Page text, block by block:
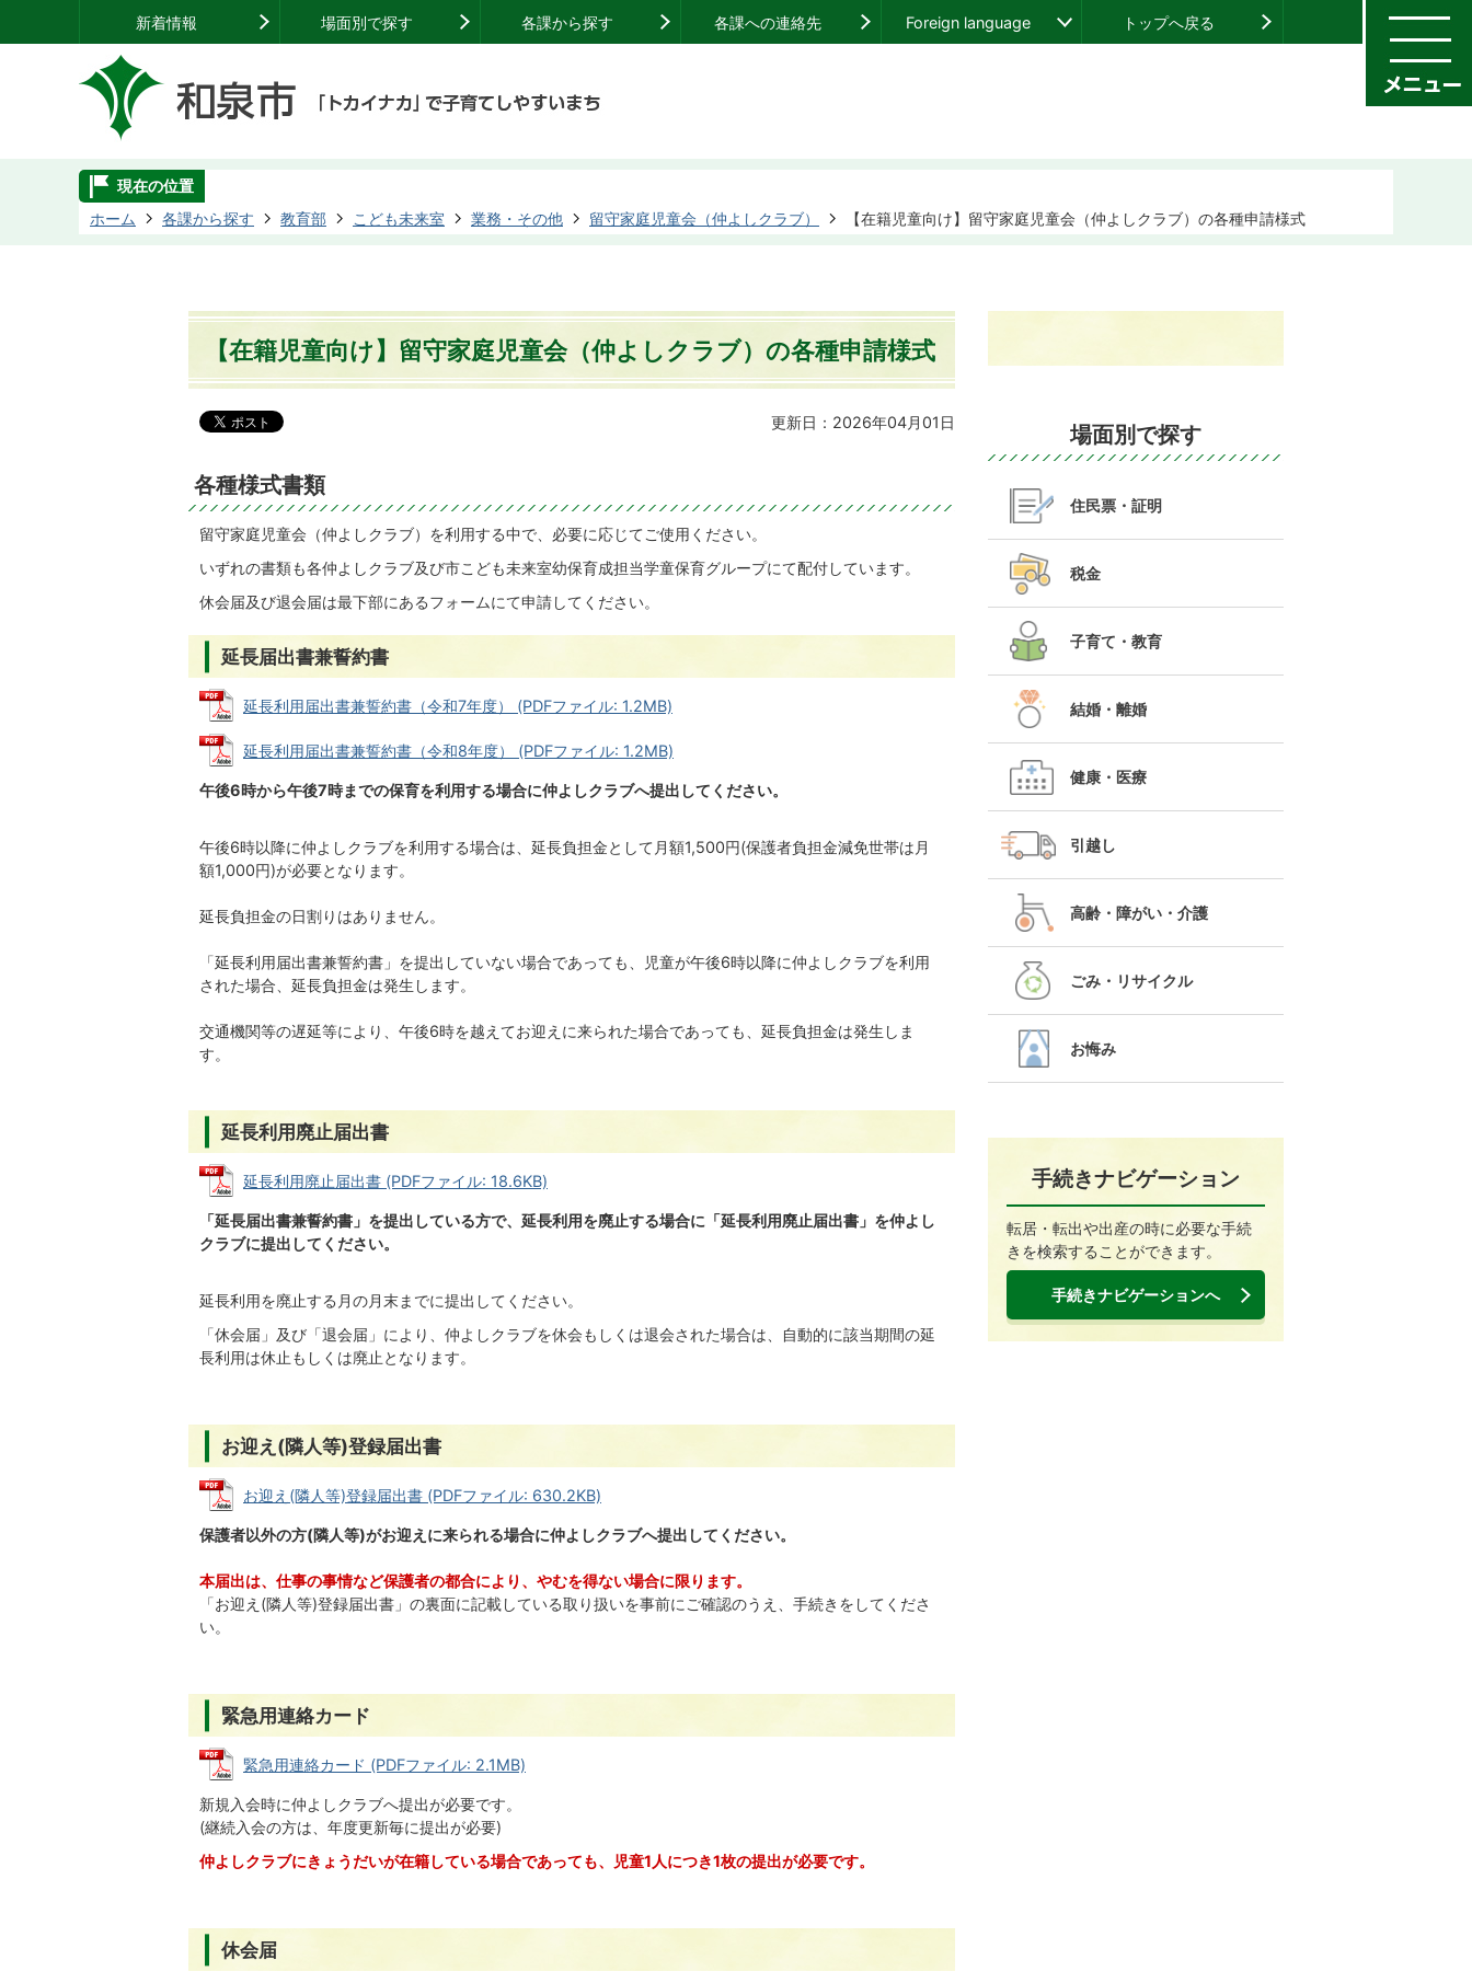
新着情報 場面別で探す 各課から探す 各課への連絡先 Foreign language トップへ戻る
現在の位置
ホーム
各課から探す 教育部 こども未来室 業務・その他 留守家庭児童会（仲よしクラブ） 【在籍児童向け】留守家庭児童会（仲よしクラブ）の各種申請様式
【在籍児童向け】留守家庭児童会（仲よしクラブ）の各種申請様式
更新日：2026年04月01日
各種様式書類
留守家庭児童会（仲よしクラブ）を利用する中で、必要に応じてご使用ください。
いずれの書類も各仲よしクラブ及び市こども未来室幼保育成担当学童保育グループにて配付しています。
休会届及び退会届は最下部にあるフォームにて申請してください。
延長届出書兼誓約書
延長利用届出書兼誓約書（令和7年度） (PDFファイル: 1.2MB)
延長利用届出書兼誓約書（令和8年度） (PDFファイル: 1.2MB)
午後6時から午後7時までの保育を利用する場合に仲よしクラブへ提出してください。
午後6時以降に仲よしクラブを利用する場合は、延長負担金として月額1,500円(保護者負担金減免世帯は月
額1,000円)が必要となります。
延長負担金の日割りはありません。
「延長利用届出書兼誓約書」を提出していない場合であっても、児童が午後6時以降に仲よしクラブを利用
された場合、延長負担金は発生します。
交通機関等の遅延等により、午後6時を越えてお迎えに来られた場合であっても、延長負担金は発生しま
す。
延長利用廃止届出書
延長利用廃止届出書 (PDFファイル: 18.6KB)
「延長届出書兼誓約書」を提出している方で、延長利用を廃止する場合に「延長利用廃止届出書」を仲よし
クラブに提出してください。
延長利用を廃止する月の月末までに提出してください。
「休会届」及び「退会届」により、仲よしクラブを休会もしくは退会された場合は、自動的に該当期間の延
長利用は休止もしくは廃止となります。
お迎え(隣人等)登録届出書
お迎え(隣人等)登録届出書 (PDFファイル: 630.2KB)
保護者以外の方(隣人等)がお迎えに来られる場合に仲よしクラブへ提出してください。
本届出は、仕事の事情など保護者の都合により、やむを得ない場合に限ります。
「お迎え(隣人等)登録届出書」の裏面に記載している取り扱いを事前にご確認のうえ、手続きをしてくださ
い。
緊急用連絡カード
緊急用連絡カード (PDFファイル: 2.1MB)
新規入会時に仲よしクラブへ提出が必要です。
(継続入会の方は、年度更新毎に提出が必要)
仲よしクラブにきょうだいが在籍している場合であっても、児童1人につき1枚の提出が必要です。
休会届
場面別で探す
住民票・証明
税金
子育て・教育
結婚・離婚
健康・医療
引越し
高齢・障がい・介護
ごみ・リサイクル
お悔み
手続きナビゲーション
転居・転出や出産の時に必要な手続
きを検索することができます。
手続きナビゲーションへ